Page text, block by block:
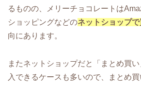
るものの、メリーチョコレートは
ショッピングなどのネットショップ
向にあります。
またネットショップだと「まとめ買
入できるケースも多いので、まとめ